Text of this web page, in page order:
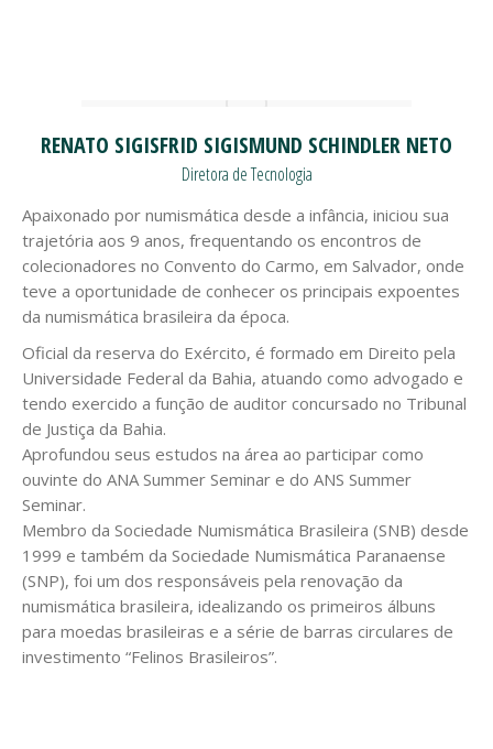
RENATO SIGISFRID SIGISMUND SCHINDLER NETO
Diretora de Tecnologia
Apaixonado por numismática desde a infância, iniciou sua
trajetória aos 9 anos, frequentando os encontros de
colecionadores no Convento do Carmo, em Salvador, onde
teve a oportunidade de conhecer os principais expoentes
da numismática brasileira da época.
Oficial da reserva do Exército, é formado em Direito pela
Universidade Federal da Bahia, atuando como advogado e
tendo exercido a função de auditor concursado no Tribunal
de Justiça da Bahia.
Aprofundou seus estudos na área ao participar como
ouvinte do ANA Summer Seminar e do ANS Summer
Seminar.
Membro da Sociedade Numismática Brasileira (SNB) desde
1999 e também da Sociedade Numismática Paranaense
(SNP), foi um dos responsáveis pela renovação da
numismática brasileira, idealizando os primeiros álbuns
para moedas brasileiras e a série de barras circulares de
investimento “Felinos Brasileiros”.